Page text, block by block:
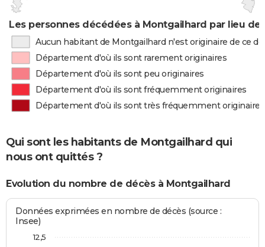
Les personnes décédées à Montgailhard par lieu de
Aucun habitant de Montgailhard n'est originaire de ce
Département d'où ils sont rarement originaires
Département d'où ils sont peu originaires
Département d'où ils sont fréquemment originaires
Département d'où ils sont très fréquemment originaires
Qui sont les habitants de Montgailhard qui
nous ont quittés ?
Evolution du nombre de décès à Montgailhard
Données exprimées en nombre de décès (source :
Insee)
12,5